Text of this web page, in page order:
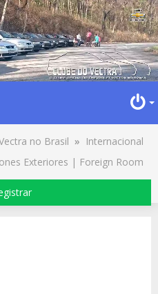
no Brasil » Internacional
Exteriores | Foreign Room